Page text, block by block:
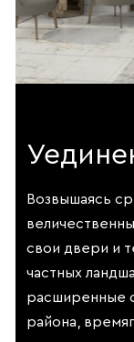
Возвышаясь
свои двери и
частных
расширенные
района,